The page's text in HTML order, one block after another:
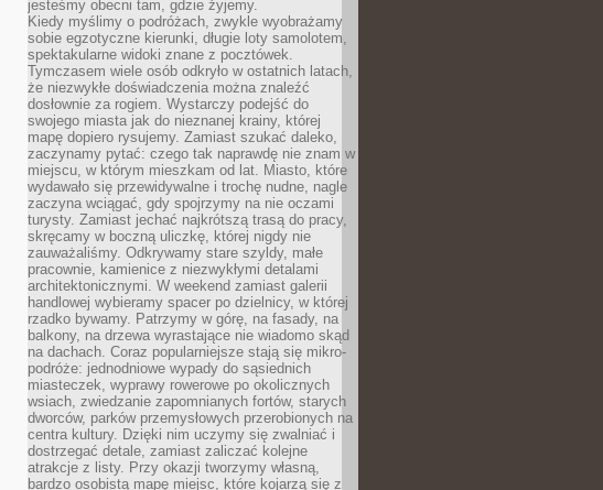
jesteśmy obecni tam, gdzie żyjemy.
Kiedy myślimy o podróżach, zwykle wyobrażamy
sobie egzotyczne kierunki, długie loty samolotem,
spektakularne widoki znane z pocztówek.
Tymczasem wiele osób odkryło w ostatnich latach,
że niezwykłe doświadczenia można znaleźć
dosłownie za rogiem. Wystarczy podejść do
swojego miasta jak do nieznanej krainy, której
mapę dopiero rysujemy. Zamiast szukać daleko,
zaczynamy pytać: czego tak naprawdę nie znam w
miejscu, w którym mieszkam od lat. Miasto, które
wydawało się przewidywalne i trochę nudne, nagle
zaczyna wciągać, gdy spojrzymy na nie oczami
turysty. Zamiast jechać najkrótszą trasą do pracy,
skręcamy w boczną uliczkę, której nigdy nie
zauważaliśmy. Odkrywamy stare szyldy, małe
pracownie, kamienice z niezwykłymi detalami
architektonicznymi. W weekend zamiast galerii
handlowej wybieramy spacer po dzielnicy, w której
rzadko bywamy. Patrzymy w górę, na fasady, na
balkony, na drzewa wyrastające nie wiadomo skąd
na dachach. Coraz popularniejsze stają się mikro-
podróże: jednodniowe wypady do sąsiednich
miasteczek, wyprawy rowerowe po okolicznych
wsiach, zwiedzanie zapomnianych fortów, starych
dworców, parków przemysłowych przerobionych na
centra kultury. Dzięki nim uczymy się zwalniać i
dostrzegać detale, zamiast zaliczać kolejne
atrakcje z listy. Przy okazji tworzymy własną,
bardzo osobistą mapę miejsc, które kojarzą się z